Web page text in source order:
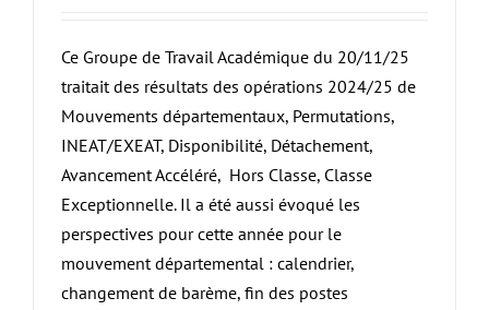
Ce Groupe de Travail Académique du 20/11/25
traitait des résultats des opérations 2024/25 de
Mouvements départementaux, Permutations,
INEAT/EXEAT, Disponibilité, Détachement,
Avancement Accéléré, Hors Classe, Classe
Exceptionnelle. Il a été aussi évoqué les
perspectives pour cette année pour le
mouvement départemental : calendrier,
changement de barème, fin des postes